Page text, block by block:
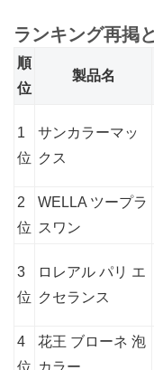
ランキング再掲
順
位
製品名
1
位
サンカラーマッ
クス
2
位
WELLA ツープラ
スワン
3
位
ロレアル パリ エ
クセランス
4
位
花王 ブローネ 泡
カラー